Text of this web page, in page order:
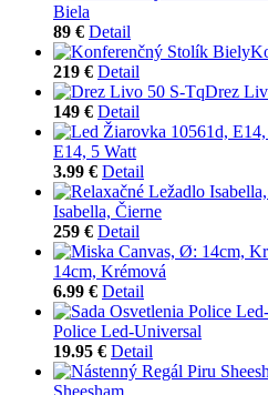
Biela
89 € Detail
219 € Detail
Drez
149 € Detail
E14, 5 Watt
3.99 € Detail
Isabella, Čierne
259 € Detail
14cm, Krémová
6.99 € Detail
Police Led-Universal
19.95 € Detail
Sheesham